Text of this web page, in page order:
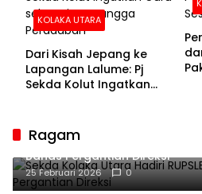
KOLAKA UTARA
Dari Kisah Jepang ke
Lapangan Lalume: Pj
Sekda Kolut Ingatkan
Ragam
Sekda Kolaka Utara Hadiri
Bahas Pergantian Direksi
25 Februari 2026 0